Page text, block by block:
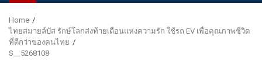
Menu
Home
ไทยสมายล์บัส รักษ์โลกส่งท้ายเดือนแห่งความรัก ใช้รถ EV เพื่อคุณภาพชีวิต
ที่ดีกว่าของคนไทย
S__5268108